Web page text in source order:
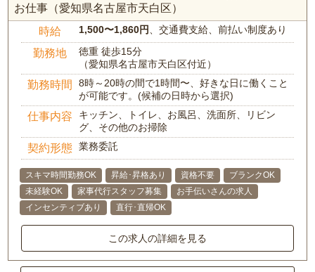
お仕事（愛知県名古屋市天白区）
時給 1,500〜1,860円 、交通費支給、前払い制度あり
勤務地
徳重 徒歩15分
（愛知県名古屋市天白区付近）
勤務時間
8時～20時の間で1時間〜、好きな日に働くこと
が可能です。(候補の日時から選択)
仕事内容
キッチン、トイレ、お風呂、洗面所、リビン
グ、その他のお掃除
契約形態 業務委託
スキマ時間勤務OK 昇給･昇格あり 資格不要
ブランクOK
未経験OK
家事代行スタッフ募集
お手伝いさんの求人
インセンティブあり
直行･直帰OK
この求人の詳細を見る